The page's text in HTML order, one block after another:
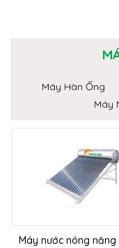
Máy Hàn Ống
Máy
Máy nước nóng năng